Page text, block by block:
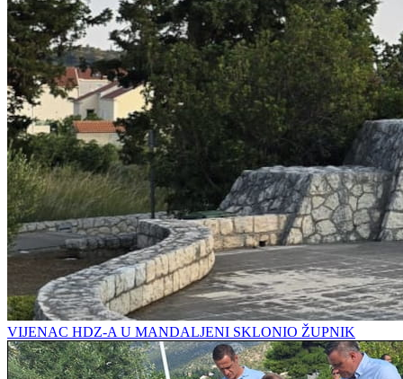
VIJENAC HDZ-A U MANDALJENI SKLONIO ŽUPNIK